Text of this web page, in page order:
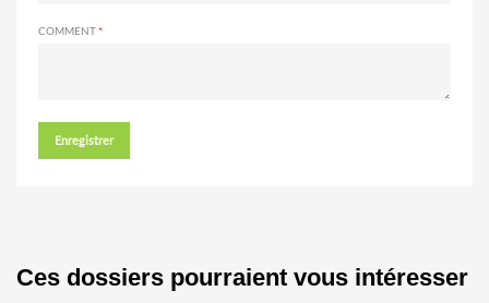
COMMENT
Enregistrer
Ces dossiers pourraient vous intéresser